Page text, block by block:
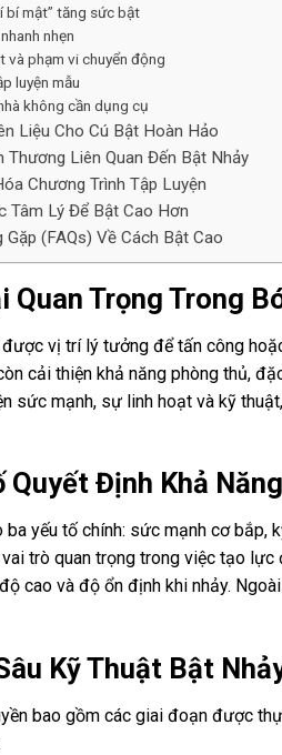
bí mật” tăng sức bật
nhẹn
và phạm vi chuyển động
luyện mẫu
không cần dụng cụ
Liệu Cho Cú Bật Hoàn Hảo
Thương Liên Quan Đến Bật Nhảy
Chương Trình Tập Luyện
Tâm Lý Để Bật Cao Hơn
(FAQs) Về Cách Bật Cao
Quan Trọng Trong
vị trí lý tưởng để tấn công
cải thiện khả năng phòng thủ,
sức mạnh, sự linh hoạt và kỹ
Quyết Định Khả
ba yếu tố chính: sức mạnh cơ
trò quan trọng trong việc tạo
cao và độ ổn định khi nhảy.
Kỹ Thuật Bật
bao gồm các giai đoạn được